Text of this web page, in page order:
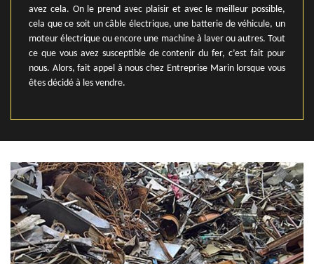
avez cela. On le prend avec plaisir et avec le meilleur possible,
cela que ce soit un câble électrique, une batterie de véhicule, un
moteur électrique ou encore une machine à laver ou autres. Tout
ce que vous avez susceptible de contenir du fer, c’est fait pour
nous. Alors, fait appel à nous chez Entreprise Marin lorsque vous
êtes décidé à les vendre.